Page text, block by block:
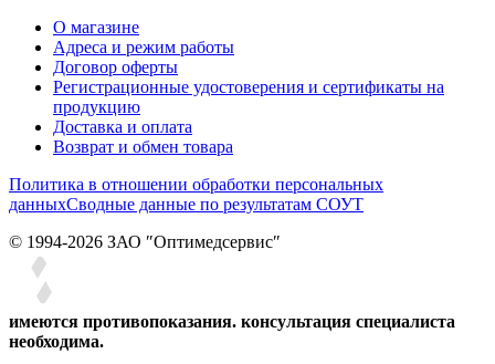
О магазине
Адреса и режим работы
Договор оферты
Регистрационные удостоверения и сертификаты на
продукцию
Доставка и оплата
Возврат и обмен товара
Политика в отношении обработки персональных
данныхСводные данные по результатам СОУТ
© 1994-2026 ЗАО ″Оптимедсервис″
имеются противопоказания. консультация специалиста
необходима.